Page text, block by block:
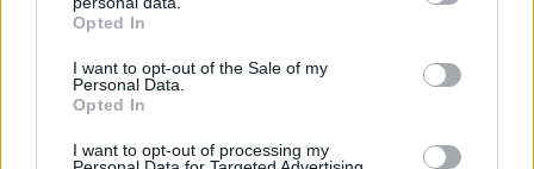
grant or deny consent to Google and its third-party tags to
use your data for below specified purposes in below Google
consent section.
Opted In
I want to opt-out of the Sale of my
Personal Data.
Opted In
I want to opt-out of processing my
Δεν μπορώ να τον χαρακτηρίσω πολύ τρυφερό
άνθρωπο στις ανθρώπινες σχέσεις, δήλωσε η Τζόυς